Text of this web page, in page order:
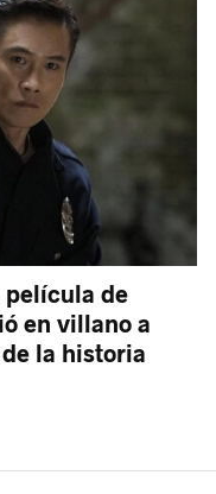
película de
en villano a
la historia